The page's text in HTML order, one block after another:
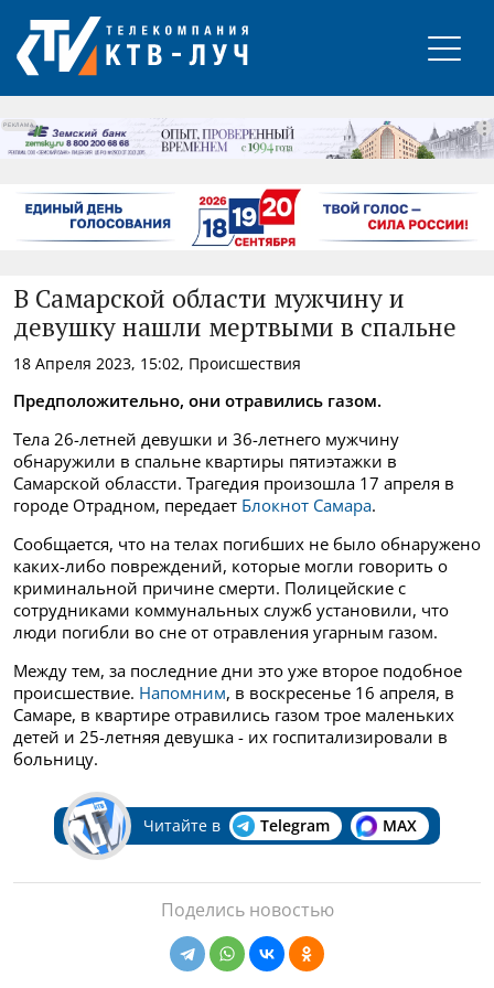
РЕКЛАМА
В Самарской области мужчину и
девушку нашли мертвыми в спальне
18 Апреля 2023, 15:02, Происшествия
Предположительно, они отравились газом.
Тела 26-летней девушки и 36-летнего мужчину
обнаружили в спальне квартиры пятиэтажки в
Самарской облассти. Трагедия произошла 17 апреля в
городе Отрадном, передает Блокнот Самара.
Сообщается, что на телах погибших не было обнаружено
каких-либо повреждений, которые могли говорить о
криминальной причине смерти. Полицейские с
сотрудниками коммунальных служб установили, что
люди погибли во сне от отравления угарным газом.
Между тем, за последние дни это уже второе подобное
происшествие. Напомним, в воскресенье 16 апреля, в
Самаре, в квартире отравились газом трое маленьких
детей и 25-летняя девушка - их госпитализировали в
больницу.
Читайте в Telegram MAX
Поделись новостью